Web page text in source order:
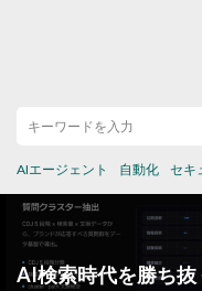
AIエージェント 自動化 セキ
AI検索時代を勝ち